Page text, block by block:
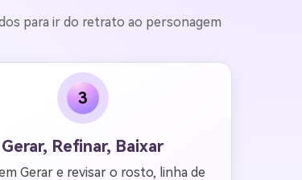
para ir do retrato ao personagem
3
Gerar, Refinar, Baixar
Gerar e revisar o rosto, linha de